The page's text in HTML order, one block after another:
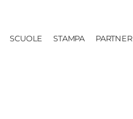
SCUOLE STAMPA PARTNER